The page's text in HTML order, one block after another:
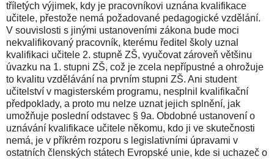
tříletých výjimek, kdy je pracovníkovi uznána kvalifikace
učitele, přestože nemá požadované pedagogické vzdělání.
V souvislosti s jinými ustanoveními zákona bude moci
nekvalifikovaný pracovník, kterému ředitel školy uznal
kvalifikaci učitele 2. stupně ZŠ, vyučovat zároveň většinu
úvazku na 1. stupni ZŠ, což je zcela nepřípustné a ohrožuje
to kvalitu vzdělávání na prvním stupni ZŠ. Ani student
učitelství v magisterském programu, nesplnil kvalifikační
předpoklady, a proto mu nelze uznat jejich splnění, jak
umožňuje poslední odstavec § 9a. Obdobné ustanovení o
uznávání kvalifikace učitele někomu, kdo ji ve skutečnosti
nemá, je v příkrém rozporu s legislativními úpravami v
ostatních členských státech Evropské unie, kde si uchazeč o